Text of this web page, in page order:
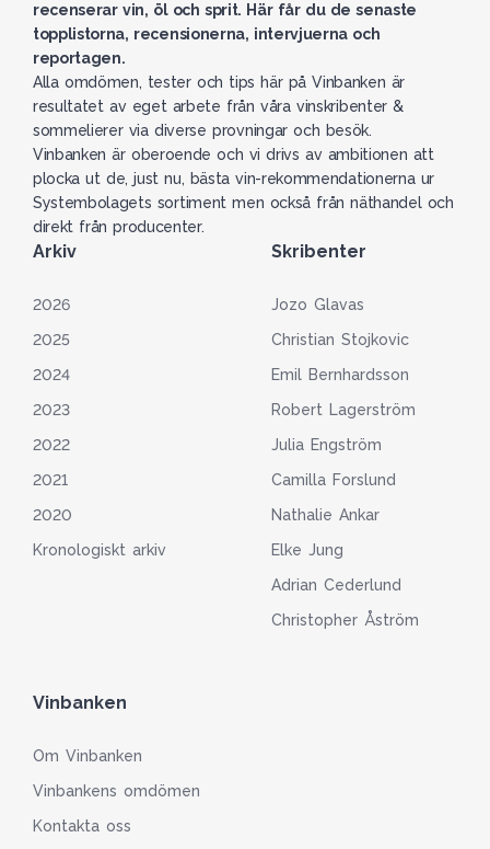
recenserar vin, öl och sprit. Här får du de senaste
topplistorna, recensionerna, intervjuerna och
reportagen.
Alla omdömen, tester och tips här på Vinbanken är
resultatet av eget arbete från våra vinskribenter &
sommelierer via diverse provningar och besök.
Vinbanken är oberoende och vi drivs av ambitionen att
plocka ut de, just nu, bästa vin-rekommendationerna ur
Systembolagets sortiment men också från näthandel och
direkt från producenter.
Arkiv
2026
2025
2024
2023
2022
2021
2020
Kronologiskt arkiv
Skribenter
Jozo Glavas
Christian Stojkovic
Emil Bernhardsson
Robert Lagerström
Julia Engström
Camilla Forslund
Nathalie Ankar
Elke Jung
Adrian Cederlund
Christopher Åström
Vinbanken
Om Vinbanken
Vinbankens omdömen
Kontakta oss